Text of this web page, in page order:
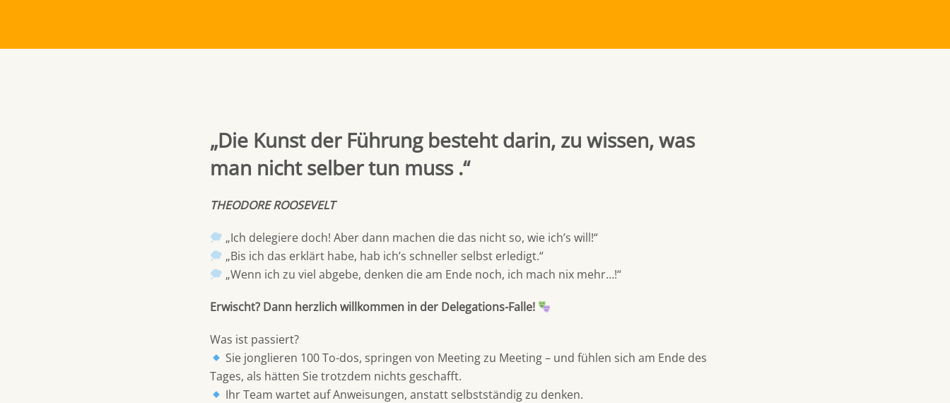
„Die Kunst der Führung besteht darin, zu wissen, was
man nicht selber tun muss .“
THEODORE ROOSEVELT
„Ich delegiere doch! Aber dann machen die das nicht so, wie ich’s will!“
„Bis ich das erklärt habe, hab ich’s schneller selbst erledigt.“
„Wenn ich zu viel abgebe, denken die am Ende noch, ich mach nix mehr…!“
Erwischt? Dann herzlich willkommen in der Delegations-Falle!
Was ist passiert?
Sie jonglieren 100 To-dos, springen von Meeting zu Meeting – und fühlen sich am Ende des
Tages, als hätten Sie trotzdem nichts geschafft.
Ihr Team wartet auf Anweisungen, anstatt selbstständig zu denken.